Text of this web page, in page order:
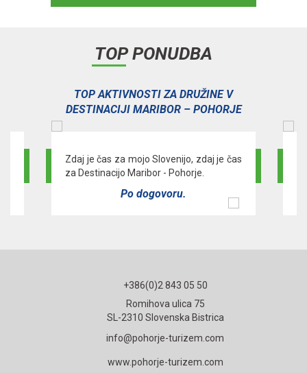
TOP PONUDBA
TOP AKTIVNOSTI ZA DRUŽINE V
DESTINACIJI MARIBOR – POHORJE
Zdaj je čas za mojo Slovenijo, zdaj je čas
za Destinacijo Maribor - Pohorje.
Po dogovoru.
+386(0)2 843 05 50
Romihova ulica 75
SL-2310 Slovenska Bistrica
info@pohorje-turizem.com
www.pohorje-turizem.com